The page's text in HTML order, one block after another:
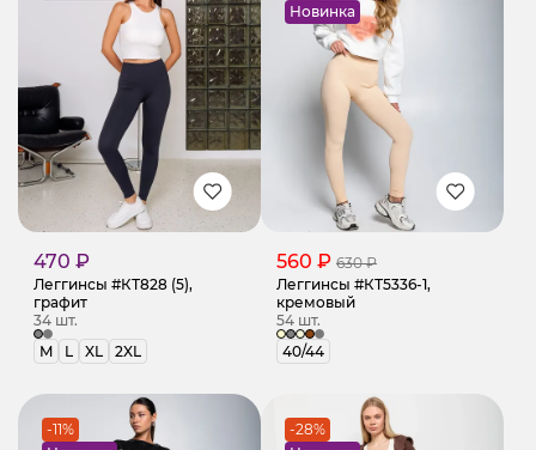
470 ₽
Леггинсы #КТ828 (5),
графит
34 шт.
M
L XL 2XL
Новинка
560 ₽ 630 ₽
Леггинсы #КТ5336-1,
кремовый
54 шт.
40/44
-11%
-28%